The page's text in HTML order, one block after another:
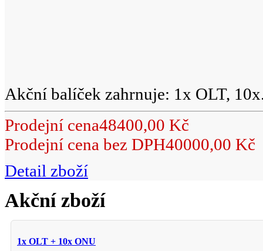
Akční balíček zahrnuje: 1x OLT,
Prodejní cena48400,00 Kč
Prodejní cena bez DPH40000,00 Kč
Detail zboží
Akční zboží
1x OLT + 10x ONU